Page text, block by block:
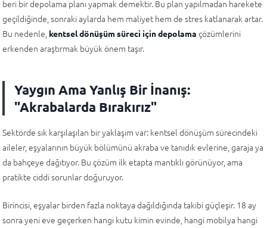
beri bir depolama planı yapmak demektir. Bu plan yapılmadan harekete
geçildiğinde, sonraki aylarda hem maliyet hem de stres katlanarak artar.
Bu nedenle, kentsel dönüşüm süreci için depolama çözümlerini
erkenden araştırmak büyük önem taşır.
Yaygın Ama Yanlış Bir İnanış:
"Akrabalarda Bırakırız"
Sektörde sık karşılaşılan bir yaklaşım var: kentsel dönüşüm sürecindeki
aileler, eşyalarının büyük bölümünü akraba ve tanıdık evlerine, garaja ya
da bahçeye dağıtıyor. Bu çözüm ilk etapta mantıklı görünüyor, ama
pratikte ciddi sorunlar doğuruyor.
Birincisi, eşyalar birden fazla noktaya dağıldığında takibi güçleşir. 18 ay
sonra yeni eve geçerken hangi kutu kimin evinde, hangi mobilya hangi